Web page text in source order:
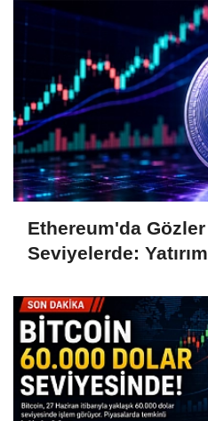
Ethereum'da
Seviyelerde: